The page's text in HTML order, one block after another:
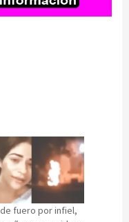
fuero por infiel,